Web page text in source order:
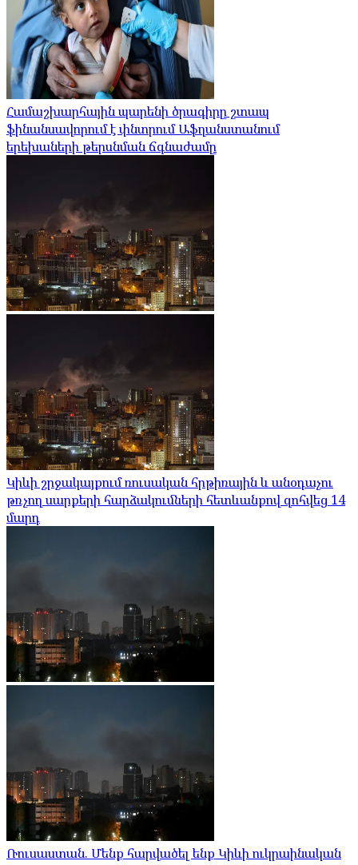
Համաշխարհային պարենի ծրագիրը շտապ
ֆինանսավորում է փնտրում Աֆղանստանում
երեխաների թերսնման ճգնաժամը
Կիևի շրջակայքում ռուսական հրթիռային և անօդաչու
թռչող սարքերի հարձակումների հետևանքով զոհվեց 14
մարդ
Ռուսաստան. Մենք հարվածել ենք Կիևի ուկրաինական